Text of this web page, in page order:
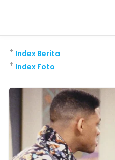
Index Berita
+
Index Foto
+